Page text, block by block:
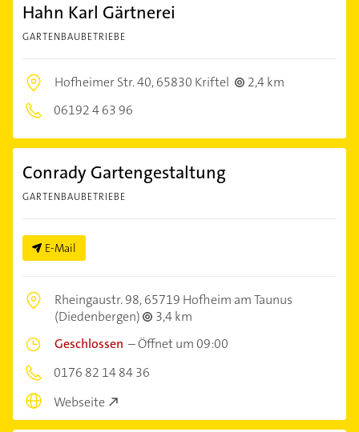
Hahn Karl Gärtnerei
GARTENBAUBETRIEBE
Hofheimer Str. 40,65830 Kriftel
2,4 km
06192 4 63 96
Conrady Gartengestaltung
GARTENBAUBETRIEBE
E-Mail
Rheingaustr. 98,65719 Hofheim am Taunus
(Diedenbergen)
3,4 km
Geschlossen –Öffnet um 09:00
0176 82 14 84 36
Webseite